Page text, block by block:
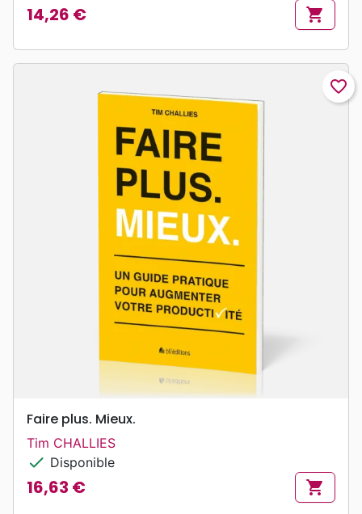
Prix
14,26 € shopping_cart
favorite_border
Faire plus. Mieux.
Tim CHALLIES
check Disponible
Prix
16,63 € shopping_cart